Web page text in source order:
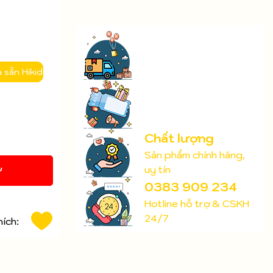
Hikid
Chất lượng
Sản phẩm chính hãng,
uy tín
0383 909 234
Hotline hỗ trợ & CSKH
24/7